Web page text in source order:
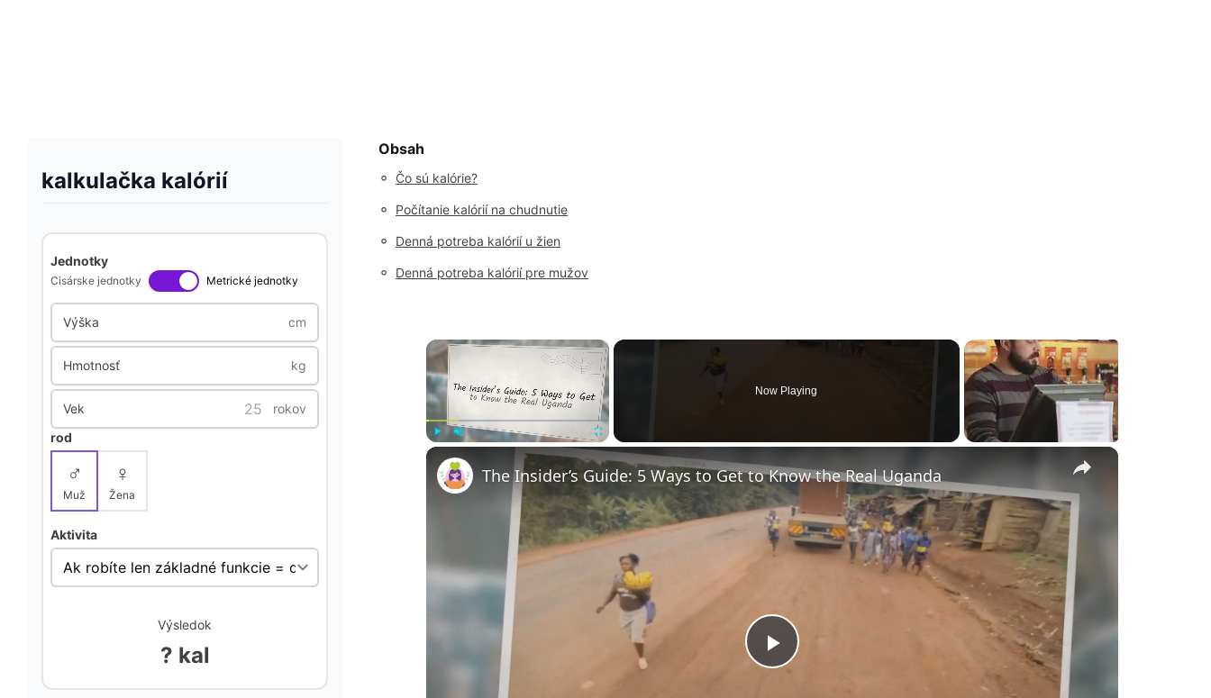
kalkulačka kalórií
Jednotky
Cisárske jednotky Metrické jednotky
Výška cm
Hmotnosť kg
Vek
rokov
rod
♂
Muž
♀
Žena
Aktivita
Výsledok
? kal
Obsah
◦ Čo sú kalórie?
◦ Počítanie kalórií na chudnutie
◦ Denná potreba kalórií u žien
◦ Denná potreba kalórií pre mužov
×
Fullscreen
Now Playing
×
P
The Insider’s Guide: 5 Ways to Get to Know the Real Uganda